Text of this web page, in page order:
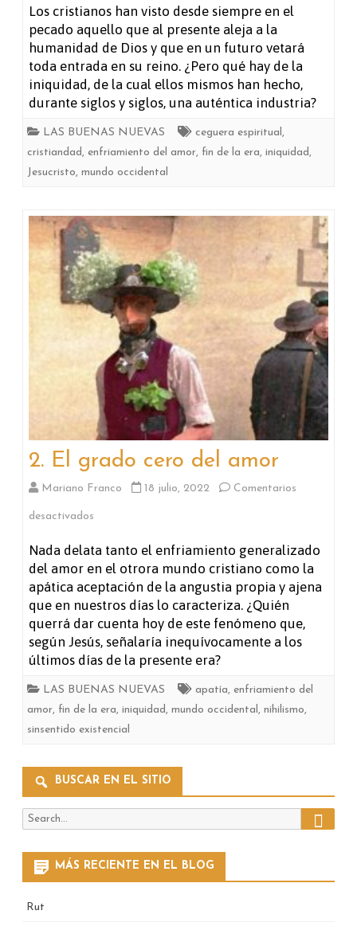
La
industria
de
iniquidad
Los cristianos han visto desde siempre en el
pecado aquello que al presente aleja a la
humanidad de Dios y que en un futuro vetará
toda entrada en su reino. ¿Pero qué hay de la
iniquidad, de la cual ellos mismos han hecho,
durante siglos y siglos, una auténtica industria?
LAS BUENAS NUEVAS ceguera espiritual,
cristiandad, enfriamiento del amor, fin de la era, iniquidad,
Jesucristo, mundo occidental
2. El grado cero del amor
Mariano Franco 18 julio, 2022 Comentarios
desactivados
El
grado
cero
del
amor
Nada delata tanto el enfriamiento generalizado
del amor en el otrora mundo cristiano como la
apática aceptación de la angustia propia y ajena
que en nuestros días lo caracteriza. ¿Quién
querrá dar cuenta hoy de este fenómeno que,
según Jesús, señalaría inequívocamente a los
últimos días de la presente era?
LAS BUENAS NUEVAS apatía, enfriamiento del
amor, fin de la era, iniquidad, mundo occidental, nihilismo,
sinsentido existencial
BUSCAR EN EL SITIO
Search
Search
MÁS RECIENTE EN EL BLOG
Rut